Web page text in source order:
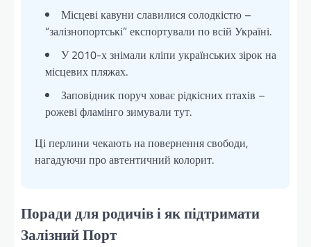
Місцеві кавуни славилися солодкістю –
“залізнопортські” експортували по всій Україні.
У 2010-х знімали кліпи українських зірок на
місцевих пляжах.
Заповідник поруч ховає рідкісних птахів –
рожеві фламінго зимували тут.
Ці перлини чекають на повернення свободи,
нагадуючи про автентичний колорит.
Поради для родичів і як підтримати
Залізний Порт